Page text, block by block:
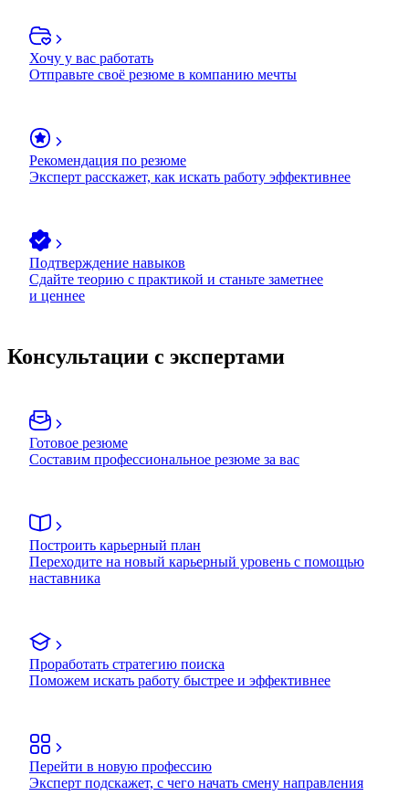
Хочу у вас работать
Отправьте своё резюме в компанию мечты
Рекомендация по резюме
Эксперт расскажет, как искать работу эффективнее
Подтверждение навыков
Сдайте теорию с практикой и станьте заметнее
и ценнее
Консультации с экспертами
Готовое резюме
Составим профессиональное резюме за вас
Построить карьерный план
Переходите на новый карьерный уровень с помощью
наставника
Проработать стратегию поиска
Поможем искать работу быстрее и эффективнее
Перейти в новую профессию
Эксперт подскажет, с чего начать смену направления